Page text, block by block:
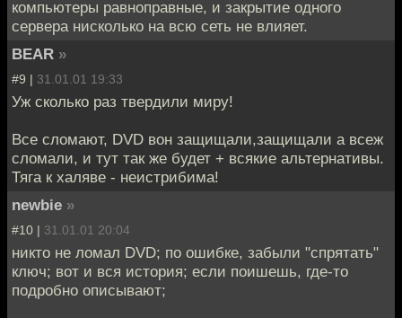
компьютеры равноправные, и закрытие одного
сервера нисколько на всю сеть не влияет.
BEAR »
#9 | 31.01.01 19:33
Уж сколько раз твердили миру!
Все сломают, DVD вон защищали,защищали а всеж
сломали, и тут так же будет + всякие альтернативы.
Тяга к халяве - неистрибима!
newbie »
#10 | 31.01.01 20:04
никто не ломал DVD; по ошибке, забыли "спрятать"
ключ; вот и вся история; если поишешь, где-то
подробно описывают;